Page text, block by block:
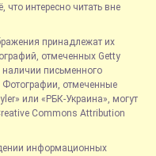
интересно читать вне
принадлежат их
отмеченных Getty
наличии письменного
Фотографии, отмеченные
или «РБК-Украина», могут
Commons Attribution
информационных